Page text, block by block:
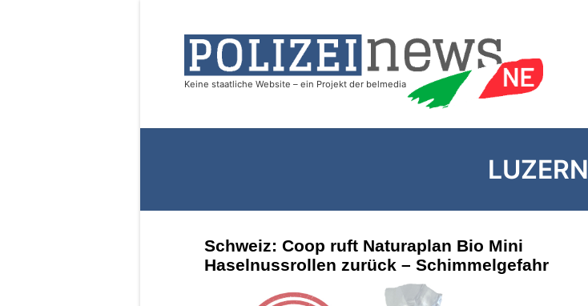
LUZERN
Schweiz: Coop ruft Naturaplan Bio Mini
Haselnussrollen zurück – Schimmelgefahr